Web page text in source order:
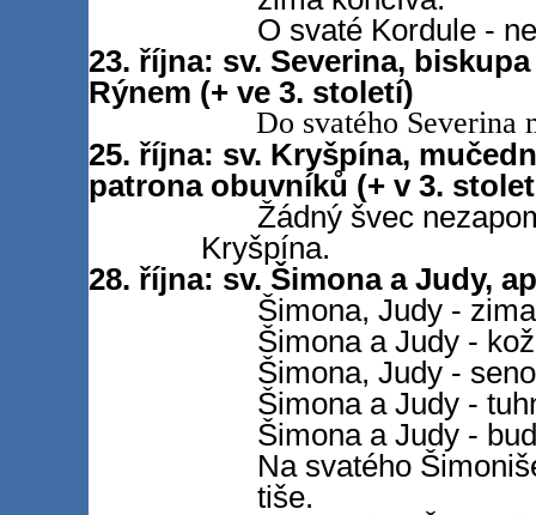
O svaté Kordule -
23. října: sv. Severina,
Rýnem (+ ve 3. století)
Do svatého Severina
25. října: sv. Kryšpína,
patrona obuvníků (+ v 3.
Žádný švec
Kryšpína.
28. října: sv. Šimona a Judy,
Šimona, Judy -
Šimona a Judy -
Šimona, Judy -
Šimona a Judy -
Šimona a Judy -
Na svatého
tiše.